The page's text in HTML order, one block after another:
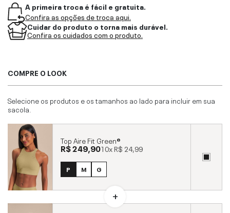
A primeira troca é fácil e gratuita.
Confira as opções de troca aqui.
Cuidar do produto o torna mais durável.
Confira os cuidados com o produto.
COMPRE O LOOK
Selecione os produtos e os tamanhos ao lado para incluir em sua
sacola.
Top Aire Fit Green®
R$ 249,9010xR$ 24,99
P M G